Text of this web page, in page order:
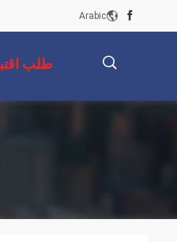
Arabic
طلب